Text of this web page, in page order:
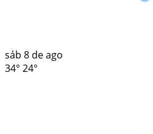
sáb 8 de ago
34° 24°